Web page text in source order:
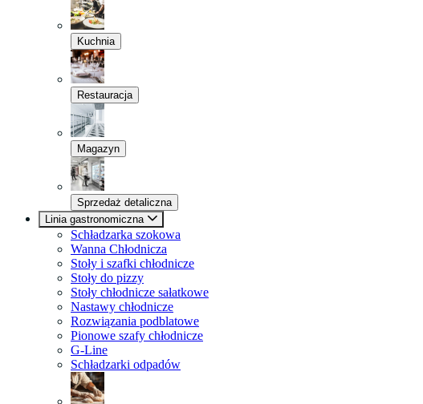
Kuchnia
Restauracja
Magazyn
Sprzedaż detaliczna
Linia gastronomiczna
Schładzarka szokowa
Wanna Chłodnicza
Stoły i szafki chłodnicze
Stoły do pizzy
Stoły chłodnicze sałatkowe
Nastawy chłodnicze
Rozwiązania podblatowe
Pionowe szafy chłodnicze
G-Line
Schładzarki odpadów